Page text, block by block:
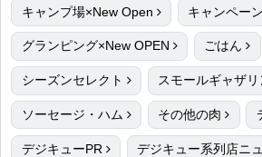
キャンプ場×New Open キャンペーン
グランピング×New OPEN ごはん
シーズンセレクト スモールギャザ
ソーセージ・ハム その他の肉
デジキューPR デジキュー系列店ニ